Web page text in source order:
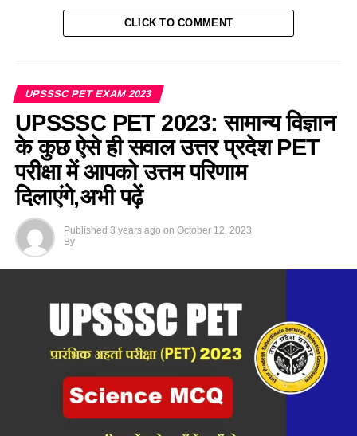
CLICK TO COMMENT
UPSSSC PET EXAM 2023
UPSSSC PET 2023: सामान्य विज्ञान
के कुछ ऐसे ही सवाल उत्तर प्रदेश PET
परीक्षा में आपको उत्तम परिणाम
दिलाएंगे,अभी पढ़ें
Published 3 years ago on October 12, 2023
By